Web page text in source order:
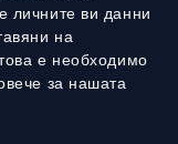
личните ви данни
на
е необходимо
за нашата